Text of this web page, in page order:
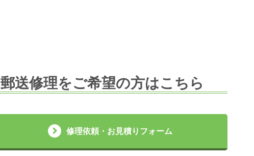
郵送修理をご希望の方はこちら
修理依頼・お見積りフォーム